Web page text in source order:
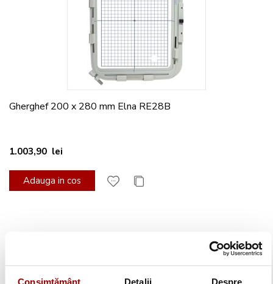
Gherghef 200 x 280 mm Elna RE28B
1.003,90 lei
Adauga in cos